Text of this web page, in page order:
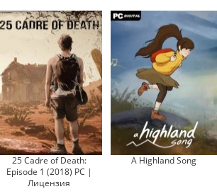
25 Cadre of Death:
Episode 1 (2018) PC |
Лицензия
A Highland Song